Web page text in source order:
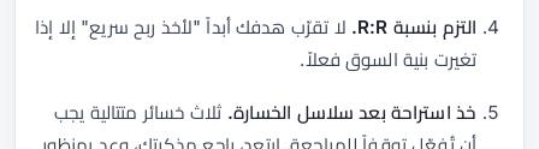
التزم بنسبة R:R.
لا تقرّب هدفك أبداً "لأخذ ربح سريع" إلا إذا
تغيرت بنية السوق فعلاً.
خذ استراحة بعد سلاسل الخسارة. ثلاث خسائر متتالية يجب